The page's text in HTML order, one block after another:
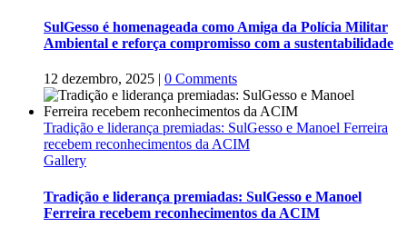
SulGesso é homenageada como Amiga da Polícia Militar
Ambiental e reforça compromisso com a sustentabilidade
12 dezembro, 2025 | 0 Comments
Tradição e liderança premiadas: SulGesso e Manoel Ferreira
recebem reconhecimentos da ACIM
Gallery
Tradição e liderança premiadas: SulGesso e Manoel
Ferreira recebem reconhecimentos da ACIM